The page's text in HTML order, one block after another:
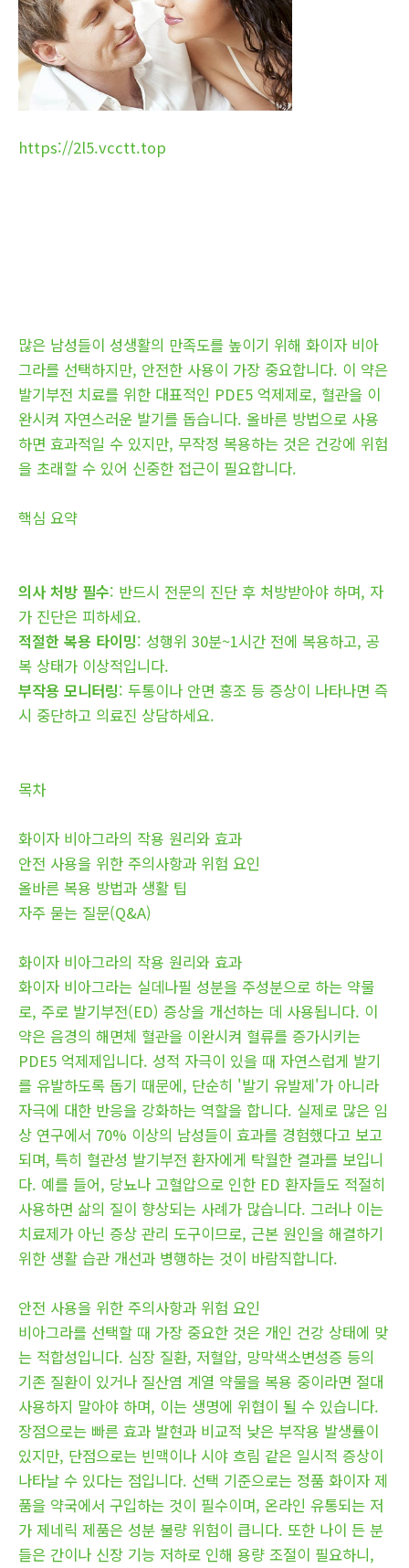
https://2l5.vcctt.top
많은 남성들이 성생활의 만족도를 높이기 위해 화이자 비아
그라를 선택하지만, 안전한 사용이 가장 중요합니다. 이 약은
발기부전 치료를 위한 대표적인 PDE5 억제제로, 혈관을 이
완시켜 자연스러운 발기를 돕습니다. 올바른 방법으로 사용
하면 효과적일 수 있지만, 무작정 복용하는 것은 건강에 위험
을 초래할 수 있어 신중한 접근이 필요합니다.
핵심 요약
의사 처방 필수: 반드시 전문의 진단 후 처방받아야 하며, 자
가 진단은 피하세요.
적절한 복용 타이밍: 성행위 30분~1시간 전에 복용하고, 공
복 상태가 이상적입니다.
부작용 모니터링: 두통이나 안면 홍조 등 증상이 나타나면 즉
시 중단하고 의료진 상담하세요.
목차
화이자 비아그라의 작용 원리와 효과
안전 사용을 위한 주의사항과 위험 요인
올바른 복용 방법과 생활 팁
자주 묻는 질문(Q&A)
화이자 비아그라의 작용 원리와 효과
화이자 비아그라는 실데나필 성분을 주성분으로 하는 약물
로, 주로 발기부전(ED) 증상을 개선하는 데 사용됩니다. 이
약은 음경의 해면체 혈관을 이완시켜 혈류를 증가시키는
PDE5 억제제입니다. 성적 자극이 있을 때 자연스럽게 발기
를 유발하도록 돕기 때문에, 단순히 '발기 유발제'가 아니라
자극에 대한 반응을 강화하는 역할을 합니다. 실제로 많은 임
상 연구에서 70% 이상의 남성들이 효과를 경험했다고 보고
되며, 특히 혈관성 발기부전 환자에게 탁월한 결과를 보입니
다. 예를 들어, 당뇨나 고혈압으로 인한 ED 환자들도 적절히
사용하면 삶의 질이 향상되는 사례가 많습니다. 그러나 이는
치료제가 아닌 증상 관리 도구이므로, 근본 원인을 해결하기
위한 생활 습관 개선과 병행하는 것이 바람직합니다.
안전 사용을 위한 주의사항과 위험 요인
비아그라를 선택할 때 가장 중요한 것은 개인 건강 상태에 맞
는 적합성입니다. 심장 질환, 저혈압, 망막색소변성증 등의
기존 질환이 있거나 질산염 계열 약물을 복용 중이라면 절대
사용하지 말아야 하며, 이는 생명에 위협이 될 수 있습니다.
장점으로는 빠른 효과 발현과 비교적 낮은 부작용 발생률이
있지만, 단점으로는 빈맥이나 시야 흐림 같은 일시적 증상이
나타날 수 있다는 점입니다. 선택 기준으로는 정품 화이자 제
품을 약국에서 구입하는 것이 필수이며, 온라인 유통되는 저
가 제네릭 제품은 성분 불량 위험이 큽니다. 또한 나이 든 분
들은 간이나 신장 기능 저하로 인해 용량 조절이 필요하니,